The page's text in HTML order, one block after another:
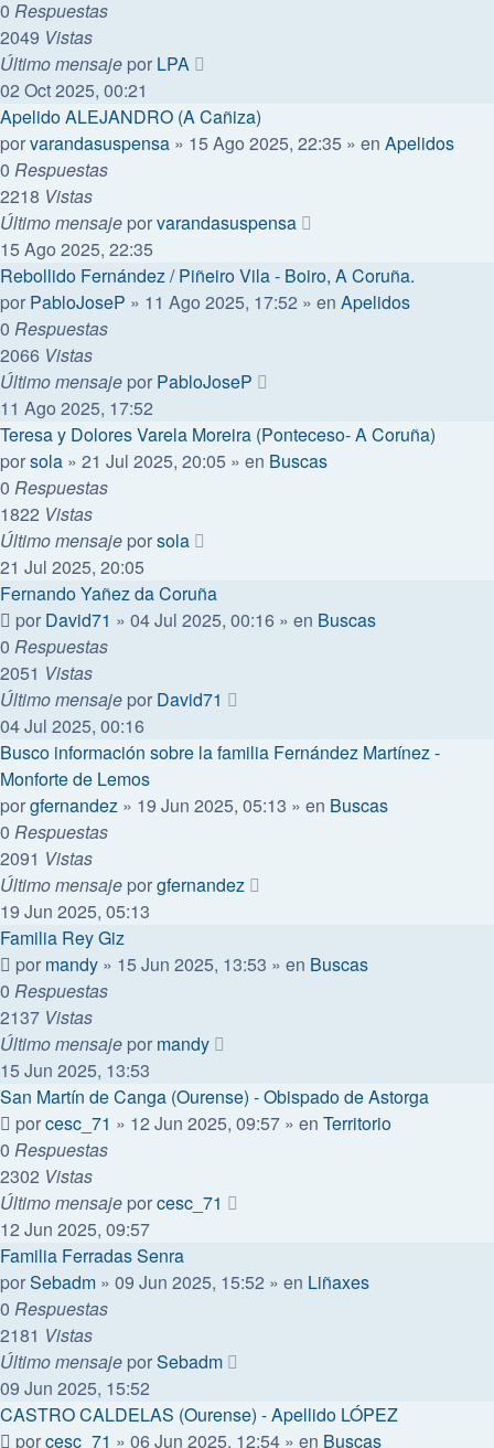
0 Respuestas
2049 Vistas
Último mensaje por LPA
02 Oct 2025, 00:21
Apelido ALEJANDRO (A Cañiza)
porvarandasuspensa » 15 Ago 2025, 22:35 » en Apelidos
0 Respuestas
2218 Vistas
Último mensaje porvarandasuspensa
15 Ago 2025, 22:35
Rebollido Fernández / Piñeiro Vila - Boiro, A Coruña.
por PabloJoseP » 11 Ago 2025, 17:52 » en Apelidos
0 Respuestas
2066 Vistas
Último mensaje por PabloJoseP
11 Ago 2025, 17:52
Teresa y Dolores Varela Moreira (Ponteceso- A Coruña)
porsola » 21 Jul 2025, 20:05 » en Buscas
0 Respuestas
1822 Vistas
Último mensaje porsola
21 Jul 2025, 20:05
Fernando Yañez da Coruña
por David71 » 04 Jul 2025, 00:16 » en Buscas
0 Respuestas
2051 Vistas
Último mensaje por David71
04 Jul 2025, 00:16
Busco información sobre la familia Fernández Martínez -
Monforte de Lemos
porgfernandez » 19 Jun 2025, 05:13 » en Buscas
0 Respuestas
2091 Vistas
Último mensaje porgfernandez
19 Jun 2025, 05:13
Familia Rey Giz
por mandy » 15 Jun 2025, 13:53 » en Buscas
0 Respuestas
2137 Vistas
Último mensaje por mandy
15 Jun 2025, 13:53
San Martín de Canga (Ourense) - Obispado de Astorga
porcesc_71 » 12 Jun 2025, 09:57 » en Territorio
0 Respuestas
2302 Vistas
Último mensaje porcesc_71
12 Jun 2025, 09:57
Familia Ferradas Senra
porSebadm » 09 Jun 2025, 15:52 » en Liñaxes
0 Respuestas
2181 Vistas
Último mensaje porSebadm
09 Jun 2025, 15:52
CASTRO CALDELAS (Ourense) - Apellido LÓPEZ
porcesc_71 » 06 Jun 2025, 12:54 » en Buscas